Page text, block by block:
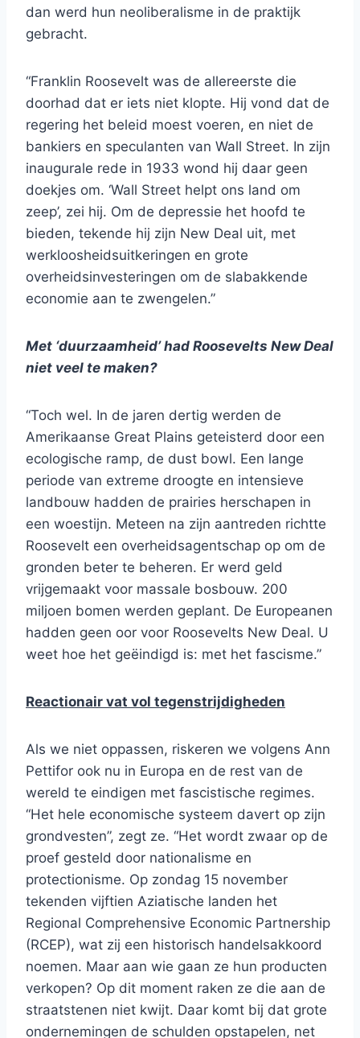
dan werd hun neoliberalisme in de praktijk
gebracht.
“Franklin Roosevelt was de allereerste die
doorhad dat er iets niet klopte. Hij vond dat de
regering het beleid moest voeren, en niet de
bankiers en speculanten van Wall Street. In zijn
inaugurale rede in 1933 wond hij daar geen
doekjes om. ‘Wall Street helpt ons land om
zeep’, zei hij. Om de depressie het hoofd te
bieden, tekende hij zijn New Deal uit, met
werkloosheidsuitkeringen en grote
overheidsinvesteringen om de slabakkende
economie aan te zwengelen.”
Met ‘duurzaamheid’ had Roosevelts New Deal
niet veel te maken?
“Toch wel. In de jaren dertig werden de
Amerikaanse Great Plains geteisterd door een
ecologische ramp, de dust bowl. Een lange
periode van extreme droogte en intensieve
landbouw hadden de prairies herschapen in
een woestijn. Meteen na zijn aantreden richtte
Roosevelt een overheidsagentschap op om de
gronden beter te beheren. Er werd geld
vrijgemaakt voor massale bosbouw. 200
miljoen bomen werden geplant. De Europeanen
hadden geen oor voor Roosevelts New Deal. U
weet hoe het geëindigd is: met het fascisme.”
Reactionair vat vol tegenstrijdigheden
Als we niet oppassen, riskeren we volgens Ann
Pettifor ook nu in Europa en de rest van de
wereld te eindigen met fascistische regimes.
“Het hele economische systeem davert op zijn
grondvesten”, zegt ze. “Het wordt zwaar op de
proef gesteld door nationalisme en
protectionisme. Op zondag 15 november
tekenden vijftien Aziatische landen het
Regional Comprehensive Economic Partnership
(RCEP), wat zij een historisch handelsakkoord
noemen. Maar aan wie gaan ze hun producten
verkopen? Op dit moment raken ze die aan de
straatstenen niet kwijt. Daar komt bij dat grote
ondernemingen de schulden opstapelen, net